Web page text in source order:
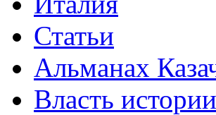
Статьи
Альманах
Власть